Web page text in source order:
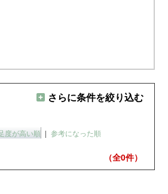
さらに条件を絞り込む
度が高い順 | 参考になった順
（全0件）